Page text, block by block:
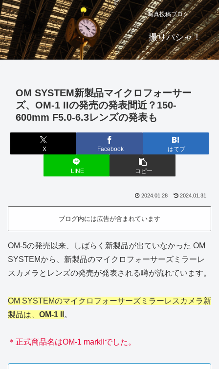
写真投稿ブログ
撮りパシャ！
OM SYSTEM新製品マイクロフォーサー
ズ、OM-1 IIの発売の発表間近？150-
600mm F5.0-6.3レンズの発表も
X Facebook はてブ
LINE コピー
2024.01.28 2024.01.31
ブログ内には広告が含まれています
OM-5の発売以来、しばらく新製品が出ていなかった OM
SYSTEMから、新製品のマイクロフォーサーズミラーレ
スカメラとレンズの発売が発表される噂が流れています。
OM SYSTEMのマイクロフォーサーズミラーレスカメラ新
製品は、 OM-1 II 。
＊正式商品名はOM-1 markIIでした。